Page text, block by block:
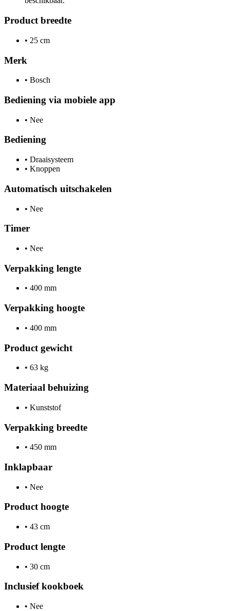
Product breedte
• 25 cm
Merk
• Bosch
Bediening via mobiele app
• Nee
Bediening
• Draaisysteem
• Knoppen
Automatisch uitschakelen
• Nee
Timer
• Nee
Verpakking lengte
• 400 mm
Verpakking hoogte
• 400 mm
Product gewicht
• 63 kg
Materiaal behuizing
• Kunststof
Verpakking breedte
• 450 mm
Inklapbaar
• Nee
Product hoogte
• 43 cm
Product lengte
• 30 cm
Inclusief kookboek
• Nee